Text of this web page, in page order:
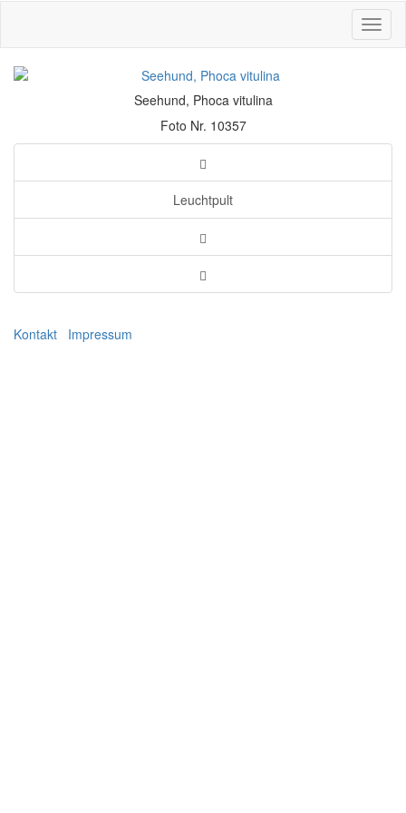
Seehund, Phoca vitulina
Foto Nr. 10357
Leuchtpult
Kontakt Impressum